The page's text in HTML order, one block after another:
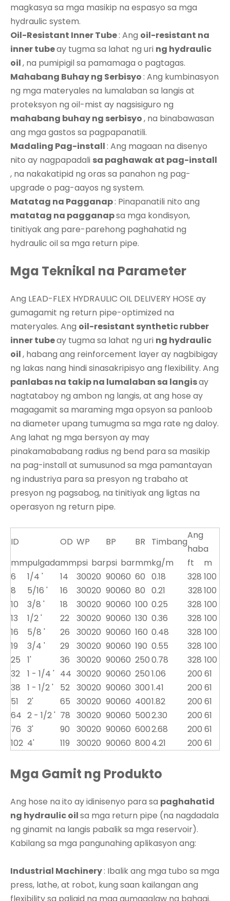
magkasya sa mga masikip na espasyo sa mga
hydraulic system.
Oil-Resistant Inner Tube: Ang oil-resistant na
inner tubeay tugma sa lahat ng uri ng hydraulic
oil, na pumipigil sa pamamaga o pagtagas.
Mahabang Buhay ng Serbisyo: Ang kumbinasyon
ng mga materyales na lumalaban sa langis at
proteksyon ng oil-mist ay nagsisiguro ng
mahabang buhay ng serbisyo, na binabawasan
ang mga gastos sa pagpapanatili.
Madaling Pag-install: Ang magaan na disenyo
nito ay nagpapadali sa paghawak at pag-install
, na nakakatipid ng oras sa panahon ng pag-
upgrade o pag-aayos ng system.
Matatag na Pagganap: Pinapanatili nito ang
matatag na pagganapsa mga kondisyon,
tinitiyak ang pare-parehong paghahatid ng
hydraulic oil sa mga return pipe.
Mga Teknikal na Parameter
Ang LEAD-FLEX HYDRAULIC OIL DELIVERY HOSE ay
gumagamit ng return pipe-optimized na
materyales. Ang oil-resistant synthetic rubber
inner tubeay tugma sa lahat ng uri ng hydraulic
oil, habang ang reinforcement layer ay nagbibigay
ng lakas nang hindi sinasakripisyo ang flexibility. Ang
panlabas na takip na lumalaban sa langisay
nagtataboy ng ambon ng langis, at ang hose ay
magagamit sa maraming mga opsyon sa panloob
na diameter upang tumugma sa mga rate ng daloy.
Ang lahat ng mga bersyon ay may
pinakamababang radius ng bend para sa masikip
na pag-install at sumusunod sa mga pamantayan
ng industriya para sa presyon ng trabaho at
presyon ng pagsabog, na tinitiyak ang ligtas na
operasyon ng return pipe.
ID OD WP BP BR Timbang
Ang
haba
mmpulgadammpsi barpsi barmmkg/m ft
m
6
1/4 ' 14 30020 90060 60 0.18 328 100
8
5/16 ' 16 30020 90060 80 0.21 328100
10
3/8 ' 18 30020 90060 100 0.25 328 100
13
1/2 ' 22 30020 90060 130 0.36 328 100
16
5/8 ' 26 30020 90060 160 0.48 328 100
19
3/4 ' 29 30020 90060 190 0.55 328 100
25
1' 36 30020 90060 2500.78 328 100
32
1 - 1/4 ' 44 30020 90060 2501.06 200 61
38
1 - 1/2 ' 52 30020 90060 3001.41 200 61
51
2' 65 30020 90060 4001.82 200 61
64 2 - 1/2 ' 78 30020 90060 5002.30 200 61
76 3' 90 30020 90060 6002.68 200 61
102 4' 119 30020 90060 8004.21 200 61
Mga Gamit ng Produkto
Ang hose na ito ay idinisenyo para sa paghahatid
ng hydraulic oilsa mga return pipe (na nagdadala
ng ginamit na langis pabalik sa mga reservoir).
Kabilang sa mga pangunahing aplikasyon ang:
Industrial Machinery: Ibalik ang mga tubo sa mga
press, lathe, at robot, kung saan kailangan ang